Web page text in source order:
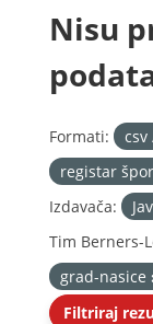
Nisu
Formati: csv
registar
Izdavača:
Tim Berners-
grad-nasice
Filtriraj